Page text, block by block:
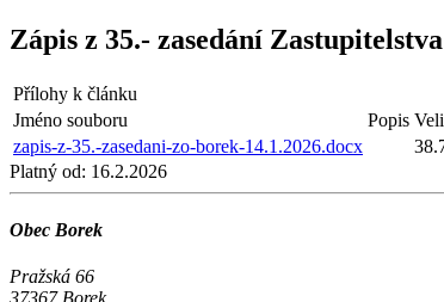
Zápis z 35.- zasedání
Přílohy k článku
Jméno souboru
Popis
zapis-z-35.-zasedani-zo-borek-14.1.2026.docx
Platný od: 16.2.2026
Obec Borek
Pražská 66